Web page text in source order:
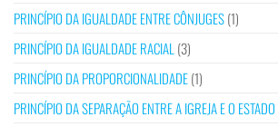
PRINCÍPIO DA IGUALDADE ENTRE CÔNJUGES(1)
PRINCÍPIO DA IGUALDADE RACIAL (3)
PRINCÍPIO DA PROPORCIONALIDADE(1)
PRINCÍPIO DA SEPARAÇÃO ENTRE A IGREJA E O ESTADO